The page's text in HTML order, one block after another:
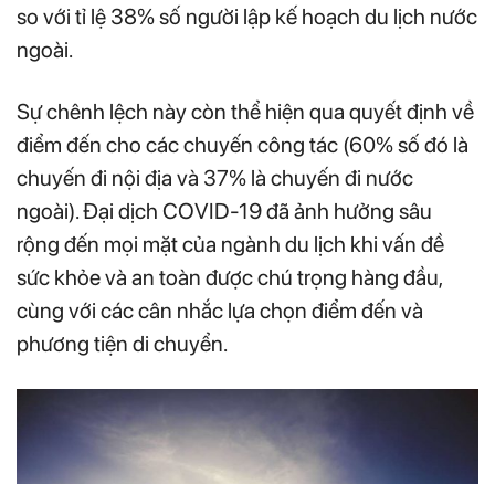
so với tỉ lệ 38% số người lập kế hoạch du lịch nước
ngoài.
Sự chênh lệch này còn thể hiện qua quyết định về
điểm đến cho các chuyến công tác (60% số đó là
chuyến đi nội địa và 37% là chuyến đi nước
ngoài). Đại dịch COVID-19 đã ảnh hưởng sâu
rộng đến mọi mặt của ngành du lịch khi vấn đề
sức khỏe và an toàn được chú trọng hàng đầu,
cùng với các cân nhắc lựa chọn điểm đến và
phương tiện di chuyển.